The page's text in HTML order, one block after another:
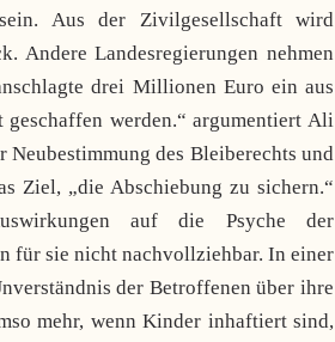
Aus der Zivilgesellschaft wird
Andere Landesregierungen nehmen
drei Millionen Euro ein aus
werden.“ argumentiert Ali
Neubestimmung des Bleiberechts und
Ziel, „die Abschiebung zu sichern.“
auf die Psyche der
für sie nicht nachvollziehbar. In einer
der Betroffenen über ihre
mehr, wenn Kinder inhaftiert sind,